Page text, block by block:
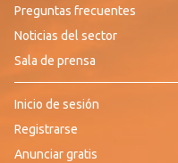
Preguntas frecuentes
Noticias del sector
Sala de prensa
Inicio de sesión
Registrarse
Anunciar gratis